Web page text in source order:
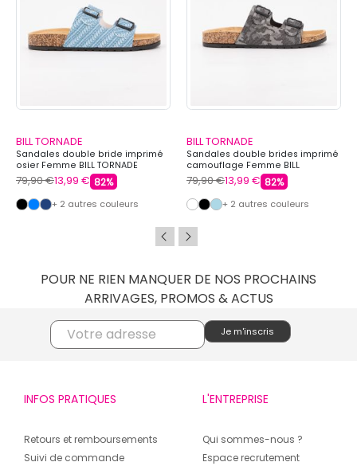
BILL TORNADE
Sandales double bride imprimé
osier Femme BILL TORNADE
79,90 €13,99 € 82%
+ 2 autres couleurs
BILL TORNADE
Sandales double brides imprimé
camouflage Femme BILL
TORNADE
79,90 €13,99 € 82%
+ 2 autres couleurs
POUR NE RIEN MANQUER DE NOS PROCHAINS
ARRIVAGES, PROMOS & ACTUS
INFOS PRATIQUES
Retours et remboursements
Suivi de commande
L'ENTREPRISE
Qui sommes-nous ?
Espace recrutement